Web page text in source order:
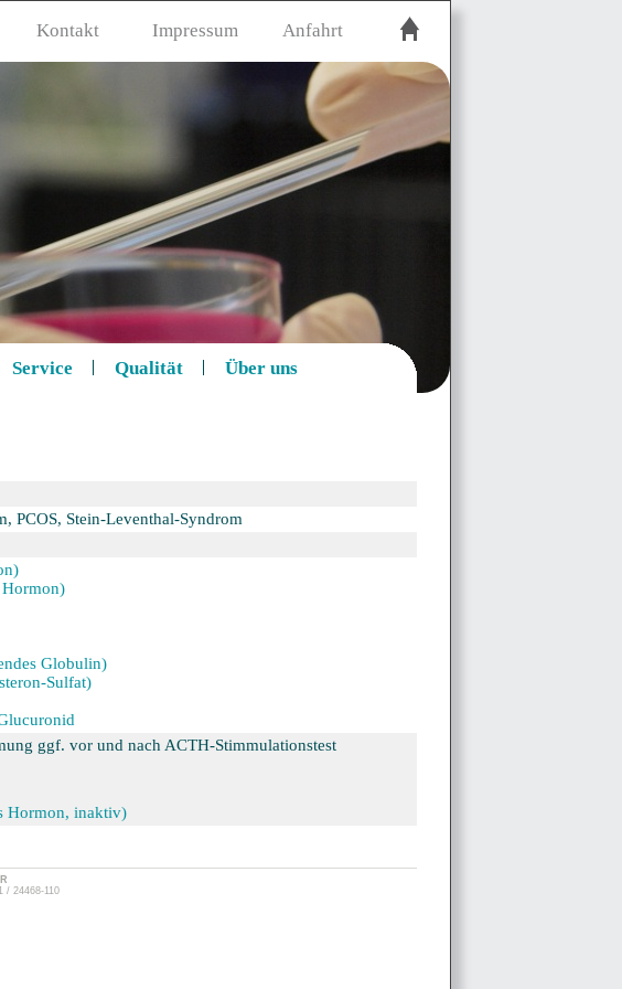
Kontakt Impressum Anfahrt
Service Qualität Über uns
PCOS, Stein-Leventhal-Syndrom
Globulin)
Sulfat)
ggf. vor und nach ACTH-Stimmulationstest
Hormon, inaktiv)
/ 24468-110